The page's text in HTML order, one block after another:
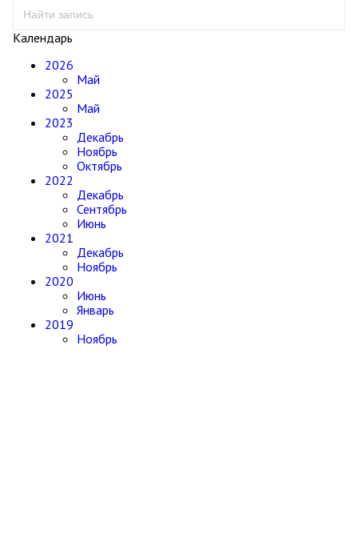
Календарь
2026
Май
2025
Май
2023
Декабрь
Ноябрь
Октябрь
2022
Декабрь
Сентябрь
Июнь
2021
Декабрь
Ноябрь
2020
Июнь
Январь
2019
Ноябрь